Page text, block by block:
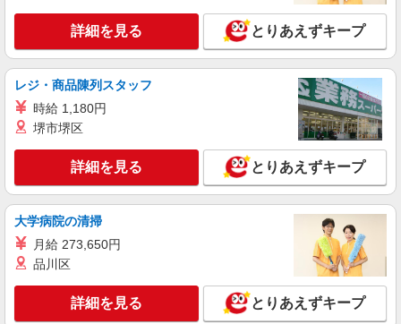
介護職員（ヘルパー）（施設兼務）
時給1,565円〜1,665円（経験・能力等による）
キープ 詳細を見る
株式会社kotrio /●NG-H-2031030
御器所駅＊年齢不問◎未経験から安定した業界
時給1500円〜2125円 ＜日払い有/週払い有/交
通費全支給(ガソリン代含む)＞
キープ 詳細を見る
詳細を見る とりあえずキープ
レジ・商品陳列スタッフ
時給 1,180円
堺市堺区
詳細を見る とりあえずキープ
大学病院の清掃
月給 273,650円
品川区
詳細を見る とりあえずキープ